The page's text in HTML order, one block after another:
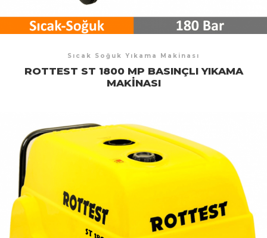
Sıcak Soğuk Yıkama Makinası
ROTTEST ST 1800 MP BASINÇLI YIKAMA
MAKINASI